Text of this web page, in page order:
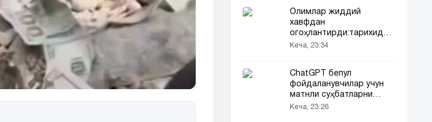
Oлимлар жиддий
хавфдан
огоҳлантирди:тарихидаги
энг иссиқ йил келмоқда
Кеча, 23:34
ChatGPT бепул
фойдаланувчилар учун
матнли суҳбатларни
чекловсиз қилди
Кеча, 23:26